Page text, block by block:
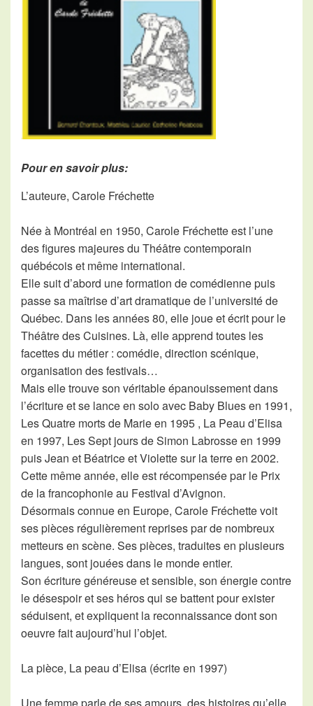
Pour en savoir plus:
L’auteure, Carole Fréchette
Née à Montréal en 1950, Carole Fréchette est l’une
des figures majeures du Théâtre contemporain
québécois et même international.
Elle suit d’abord une formation de comédienne puis
passe sa maîtrise d’art dramatique de l’université de
Québec. Dans les années 80, elle joue et écrit pour le
Théâtre des Cuisines. Là, elle apprend toutes les
facettes du métier : comédie, direction scénique,
organisation des festivals…
Mais elle trouve son véritable épanouissement dans
l’écriture et se lance en solo avec Baby Blues en 1991,
Les Quatre morts de Marie en 1995 , La Peau d’Elisa
en 1997, Les Sept jours de Simon Labrosse en 1999
puis Jean et Béatrice et Violette sur la terre en 2002.
Cette même année, elle est récompensée par le Prix
de la francophonie au Festival d’Avignon.
Désormais connue en Europe, Carole Fréchette voit
ses pièces régulièrement reprises par de nombreux
metteurs en scène. Ses pièces, traduites en plusieurs
langues, sont jouées dans le monde entier.
Son écriture généreuse et sensible, son énergie contre
le désespoir et ses héros qui se battent pour exister
séduisent, et expliquent la reconnaissance dont son
oeuvre fait aujourd’hui l’objet.
La pièce, La peau d’Elisa (écrite en 1997)
Une femme parle de ses amours, des histoires qu’elle